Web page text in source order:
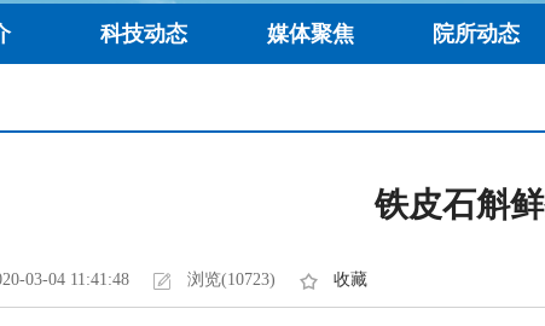
科技动态 媒体聚焦 院所动态
铁皮石斛
03-04 11:41:48 浏览(10723) 收藏